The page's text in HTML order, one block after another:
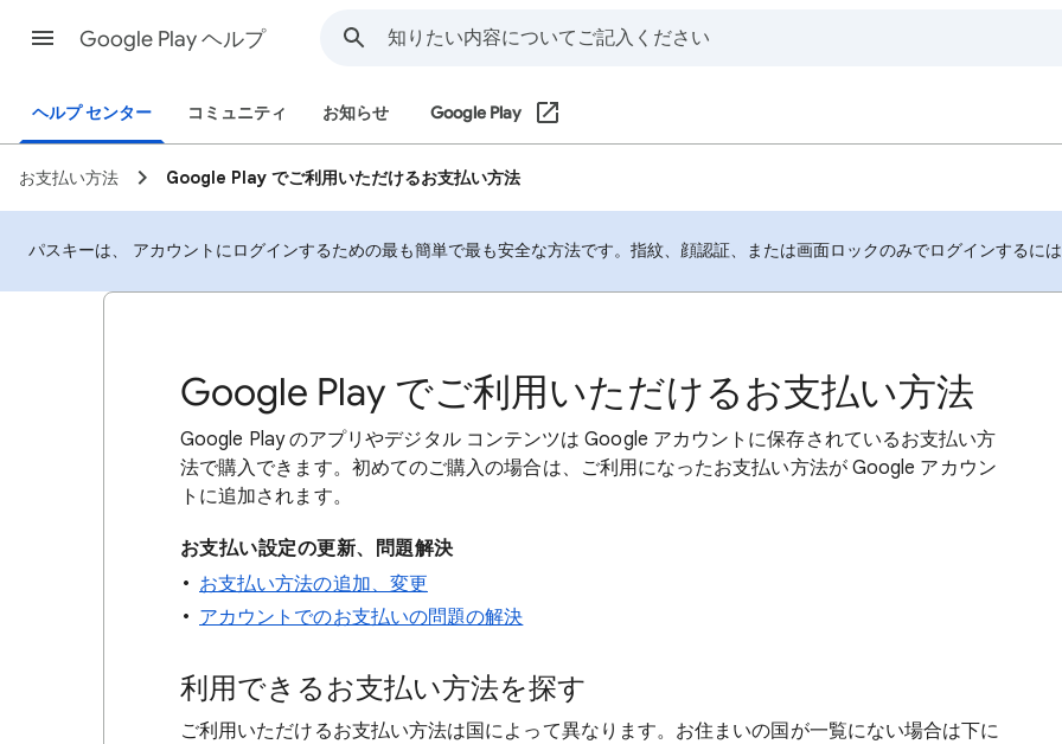
Google Play ヘルプ
ヘルプ センター コミュニティ お知らせ Google Play
お支払い方法 Google Play でご利用いただけるお支払い方法
パスキーは、 アカウントにログインするための最も簡単で最も安全な方法です。指紋、顔認証、または画面ロックのみでログインするには
Google Play でご利用いただけるお支払い方法
Google Play のアプリやデジタル コンテンツは Google アカウントに保存されているお支払い方
法で購入できます。初めてのご購入の場合は、ご利用になったお支払い方法が Google アカウン
トに追加されます。
お支払い設定の更新、問題解決
お支払い方法の追加、変更
アカウントでのお支払いの問題の解決
利用できるお支払い方法を探す
ご利用いただけるお支払い方法は国によって異なります。お住まいの国が一覧にない場合は下に